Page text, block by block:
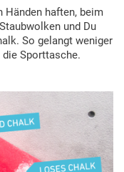
Händen haften, beim
und Du
So gelangt weniger
Sporttasche.